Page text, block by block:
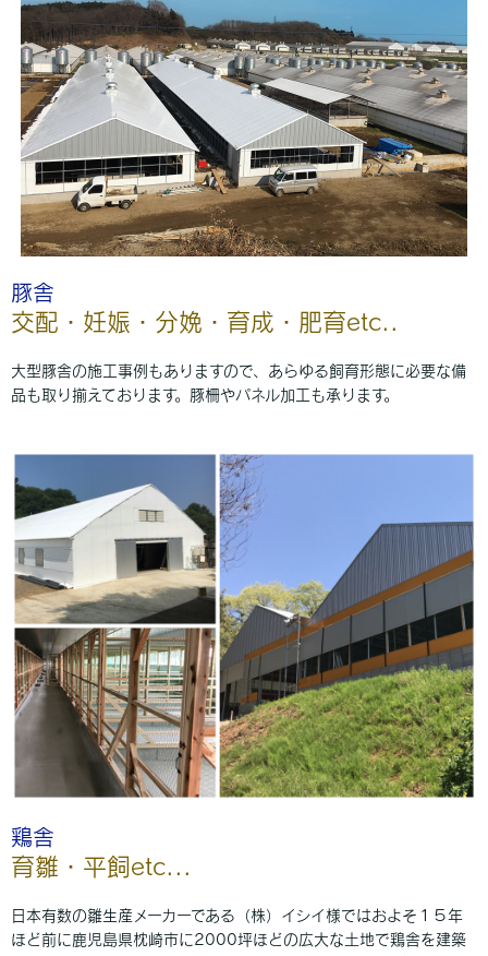
豚舎
交配・妊娠・分娩・育成・肥育etc..
大型豚舎の施工事例もありますので、あらゆる飼育形態に必要な備
品も取り揃えております。豚柵やパネル加工も承ります。
鶏舎
育雛・平飼etc...
日本有数の雛生産メーカーである（株）イシイ様ではおよそ１５年
ほど前に鹿児島県枕崎市に2000坪ほどの広大な土地で鶏舎を建築